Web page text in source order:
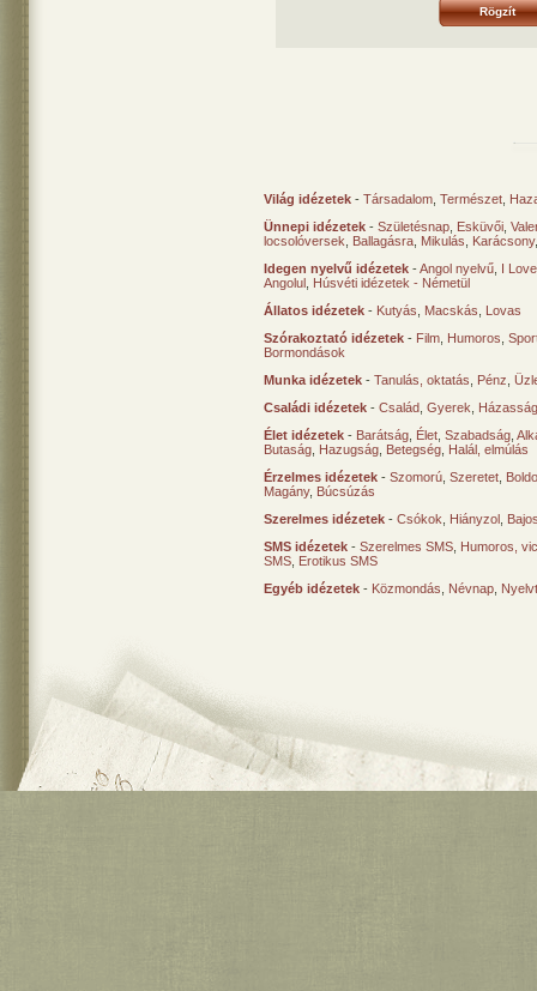
Világ idézetek - Társadalom Természet
Ünnepi idézetek - Születésnap Esküvői
locsolóversek
Ballagásra Mikulás Karácsony
Idegen nyelvű idézetek -Angol nyelvű I
Angolul Húsvéti idézetek - Németül
Állatos idézetek - Kutyás Macskás
Lovas
Szórakoztató idézetek - Film Humoros
Bormondások
Munka idézetek - Tanulás, oktatás Pénz
Családi idézetek - Család Gyerek
Élet idézetek - Barátság Élet Szabadság
Butaság Hazugság Betegség Halál, elmúlás
Érzelmes idézetek - Szomorú Szeretet
Magány, Búcsúzás
Szerelmes idézetek - Csókok Hiányzol
SMS idézetek - Szerelmes SMS Humoros,
SMS Erotikus SMS
Egyéb idézetek - Közmondás Névnap